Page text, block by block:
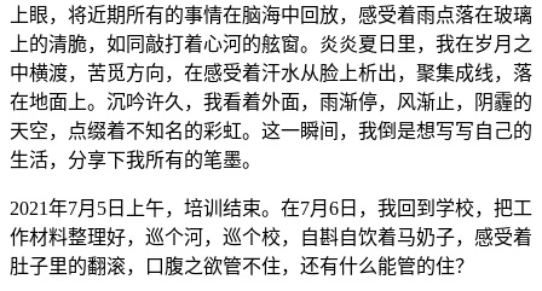
上眼，将近期所有的事情在脑海中回放，感受着雨点落在玻璃
上的清脆，如同敲打着心河的舷窗。炎炎夏日里，我在岁月之
中横渡，苦觅方向，在感受着汗水从脸上析出，聚集成线，落
在地面上。沉吟许久，我看着外面，雨渐停，风渐止，阴霾的
天空，点缀着不知名的彩虹。这一瞬间，我倒是想写写自己的
生活，分享下我所有的笔墨。
2021年7月5日上午，培训结束。在7月6日，我回到学校，把工
作材料整理好，巡个河，巡个校，自斟自饮着马奶子，感受着
肚子里的翻滚，口腹之欲管不住，还有什么能管的住？